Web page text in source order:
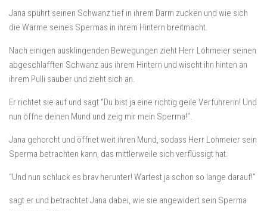
Jana spührt seinen Schwanz tief in ihrem Darm zucken und wie sich
die Wärme seines Spermas in ihrem Hintern breitmacht.
Nach einigen ausklingenden Bewegungen zieht Herr Lohmeier seinen
abgeschlafften Schwanz aus ihrem Hintern und wischt ihn hinten an
ihrem Pulli sauber und zieht sich an.
Er richtet sie auf und sagt “Du bist ja eine richtig geile Verführerin! Und
nun öffne deinen Mund und zeig mir mein Sperma!”.
Jana gehorcht und öffnet weit ihren Mund, sodass Herr Lohmeier sein
Sperma betrachten kann, das mittlerweile sich verflüssigt hat.
“Und nun schluck es brav herunter! Wartest ja schon so lange darauf!”
sagt er und betrachtet Jana dabei, wie sie angewidert sein Sperma